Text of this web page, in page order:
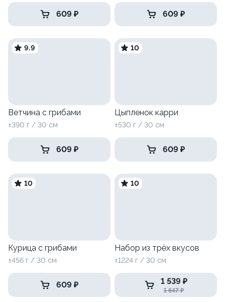
609 ₽ 609 ₽
9.9
Ветчина с грибами
±390 г / 30 см
609 ₽
10
Цыпленок карри
±530 г / 30 см
609 ₽
10
Курица с грибами
±456 г / 30 см
609 ₽
10
Набор из трёх вкусов
±1224 г / 30 см
1 539 ₽
1 647 ₽